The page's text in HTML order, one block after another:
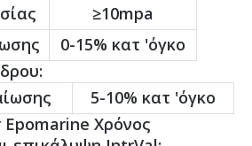
≥10mpa
0-15% κατ 'όγκο
5-10% κατ 'όγκο
Χρόνος